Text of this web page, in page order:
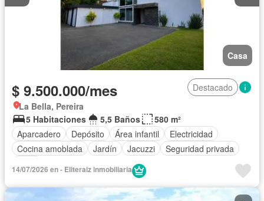
Casa
$ 9.500.000/mes
Destacado
La Bella, Pereira
5 Habitaciones
5,5 Baños
580 m²
Aparcadero
Depósito Área infantil
Electricidad
Cocina amoblada
Jardín Jacuzzi
Seguridad privada
14/07/2026 en - Eliteraiz inmobiliaria